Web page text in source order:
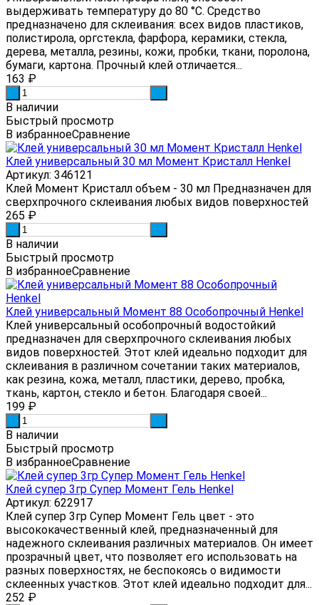
выдерживать температуру до 80 °С. Средство
предназначено для склеивания: всех видов пластиков,
полистирола, оргстекла, фарфора, керамики, стекла,
дерева, металла, резины, кожи, пробки, ткани, поролона,
бумаги, картона. Прочный клей отличается...
163 ₽
В наличии
Быстрый просмотр
В избранноеСравнение
Клей универсальный 30 мл Момент Кристалл Henkel
Артикул: 346121
Клей Момент Кристалл объем - 30 мл Предназначен для
сверхпрочного склеивания любых видов поверхностей
265 ₽
В наличии
Быстрый просмотр
В избранноеСравнение
Клей универсальный Момент 88 Особопрочный Henkel
Клей универсальный особопрочный водостойкий
предназначен для сверхпрочного склеивания любых
видов поверхностей. Этот клей идеально подходит для
склеивания в различном сочетании таких материалов,
как резина, кожа, металл, пластики, дерево, пробка,
ткань, картон, стекло и бетон. Благодаря своей...
199 ₽
В наличии
Быстрый просмотр
В избранноеСравнение
Клей супер 3гр Супер Момент Гель Henkel
Артикул: 622917
Клей супер 3гр Супер Момент Гель цвет - это
высококачественный клей, предназначенный для
надежного склеивания различных материалов. Он имеет
прозрачный цвет, что позволяет его использовать на
разных поверхностях, не беспокоясь о видимости
склеенных участков. Этот клей идеально подходит для...
252 ₽